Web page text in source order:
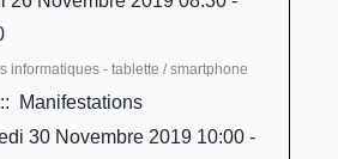
informatiques - tablette / smartphone
:: Manifestations
30 Novembre 2019 10:00 -